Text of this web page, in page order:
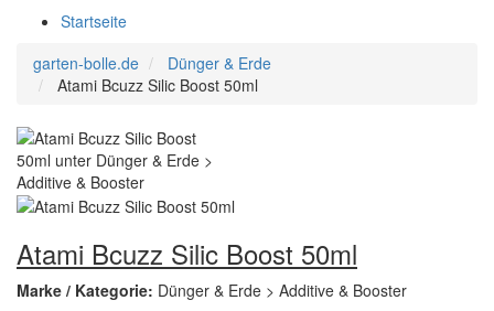
Startseite
garten-bolle.de
Dünger & Erde
Atami Bcuzz Silic Boost 50ml
Atami Bcuzz Silic Boost 50ml
Marke / Kategorie: Dünger & Erde > Additive & Booster